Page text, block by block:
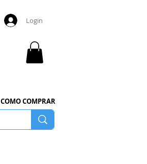
Login
COMO COMPRAR